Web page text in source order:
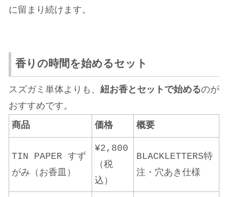
に留まり続けます。
香りの時間を始めるセット
スズガミ単体よりも、 紐お香とセットで始めるのが
おすすめです。
商品
価格 概要
TIN PAPER すず
がみ（お香皿）
¥2,800
（税
込）
BLACKLETTERS特
注・穴あき仕様